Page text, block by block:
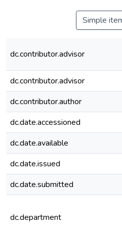
Simple
dc.contributor.advisor
dc.contributor.advisor
dc.contributor.author
dc.date.accessioned
dc.date.available
dc.date.issued
dc.date.submitted
dc.department